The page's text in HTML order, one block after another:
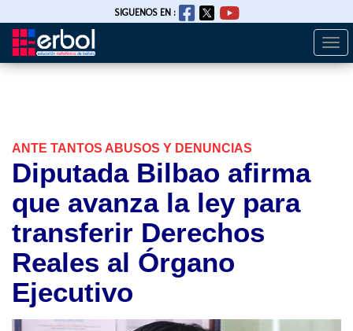
Pasar
SIGUENOS EN :
ANTE TANTOS ABUSOS Y DENUNCIAS
Diputada Bilbao afirma
que avanza la ley para
transferir Derechos
Reales al Órgano
Ejecutivo